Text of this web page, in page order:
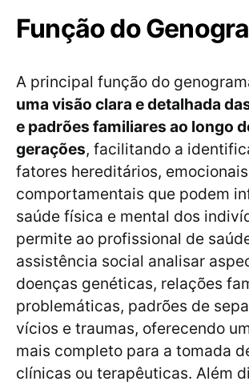
Função do
A principal função do
uma visão clara e detalhada
e padrões familiares ao longo
gerações, facilitando a
fatores hereditários,
comportamentais que podem
saúde física e mental dos
permite ao profissional de
assistência social analisar
doenças genéticas, relações
problemáticas, padrões de
vícios e traumas, oferecendo
mais completo para a tomada
clínicas ou terapêuticas. Além